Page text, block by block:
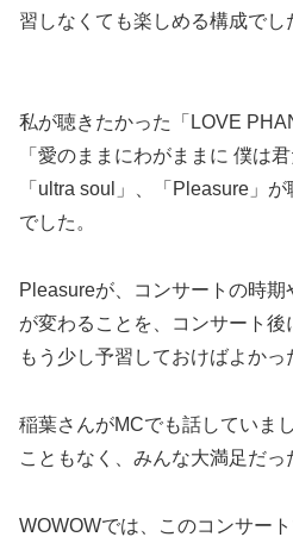
習しなくても楽しめる構成でし
私が聴きたかった「LOVE
「愛のままにわがままに 僕は
「ultra soul」、「Pleasure」
でした。
Pleasureが、コンサートの時
が変わることを、コンサート後
もう少し予習しておけばよかっ
稲葉さんがMCでも話していま
こともなく、みんな大満足だっ
WOWOWでは、このコンサー